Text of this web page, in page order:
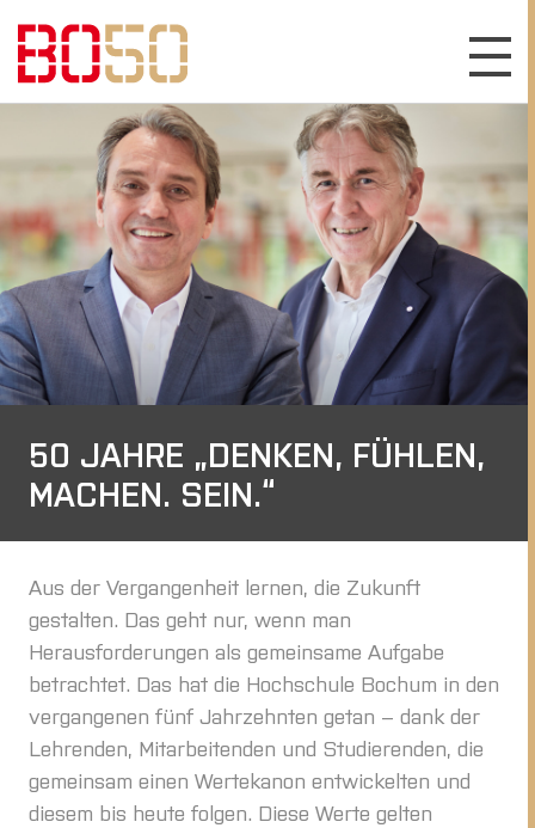
50 JAHRE „DENKEN, FÜHLEN,
MACHEN. SEIN.“
Aus der Vergangenheit lernen, die Zukunft
gestalten. Das geht nur, wenn man
Herausforderungen als gemeinsame Aufgabe
betrachtet. Das hat die Hochschule Bochum in den
vergangenen fünf Jahrzehnten getan – dank der
Lehrenden, Mitarbeitenden und Studierenden, die
gemeinsam einen Wertekanon entwickelten und
diesem bis heute folgen. Diese Werte gelten